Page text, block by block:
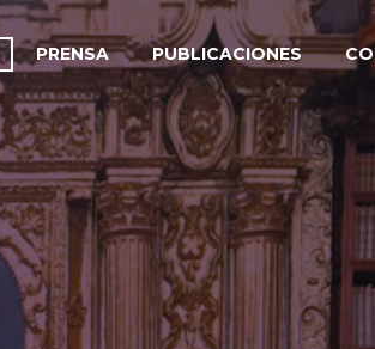
PRENSA PUBLICACIONES